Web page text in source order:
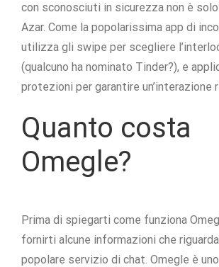
con sconosciuti in sicurezza non è
Azar. Come la popolarissima app di
utilizza gli swipe per scegliere
(qualcuno ha nominato Tinder?), e
protezioni per garantire un’interazione
Quanto costa
Omegle?
Prima di spiegarti come funziona
fornirti alcune informazioni che
popolare servizio di chat. Omegle è